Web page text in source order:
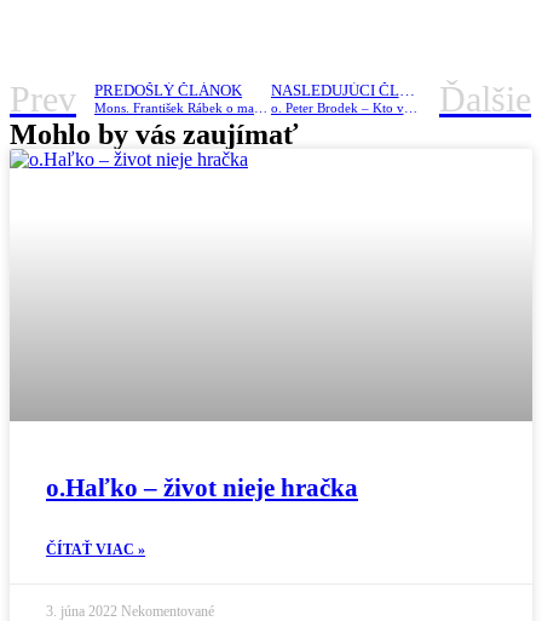
Prev PREDOŠLÝ ČLÁNOK NASLEDUJÚCI ČLÁNOK
o. Peter Brodek – Kto verí vo mňa, bude žiť aj keď umrie. Ďalšie
Mohlo by vás zaujímať
o.Haľko – život nieje hračka
ČÍTAŤ VIAC »
3. júna 2022 Nekomentované